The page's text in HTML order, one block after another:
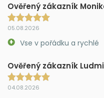
Ověřený zákazník
05.08.2026
Vse v pořádku a rychlé
Ověřený zákazník
04.08.2026